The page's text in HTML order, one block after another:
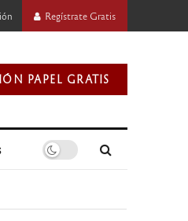
Regístrate Gratis
PAPEL GRATIS